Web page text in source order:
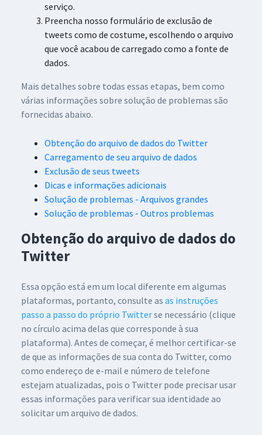
serviço.
Preencha nosso formulário de exclusão de
tweets como de costume, escolhendo o arquivo
que você acabou de carregado como a fonte de
dados.
Mais detalhes sobre todas essas etapas, bem como
várias informações sobre solução de problemas são
fornecidas abaixo.
Obtenção do arquivo de dados do Twitter
Carregamento de seu arquivo de dados
Exclusão de seus tweets
Dicas e informações adicionais
Solução de problemas - Arquivos grandes
Solução de problemas - Outros problemas
Obtenção do arquivo de dados do
Twitter
Essa opção está em um local diferente em algumas
plataformas, portanto, consulte as as instruções
passo a passo do próprio Twitterse necessário (clique
no círculo acima delas que corresponde à sua
plataforma). Antes de começar, é melhor certificar-se
de que as informações de sua conta do Twitter, como
como endereço de e-mail e número de telefone
estejam atualizadas, pois o Twitter pode precisar usar
essas informações para verificar sua identidade ao
solicitar um arquivo de dados.